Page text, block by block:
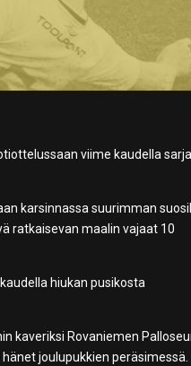
viime kaudella
karsinnassa suurimman
ratkaisevan maalin vajaat 10
hiukan pusikosta
kaveriksi Rovaniemen
joulupukkien peräsimessä.